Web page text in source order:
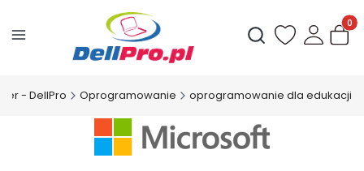
Otwórz
- DellPro Oprogramowanie oprogramowanie dla edukacji